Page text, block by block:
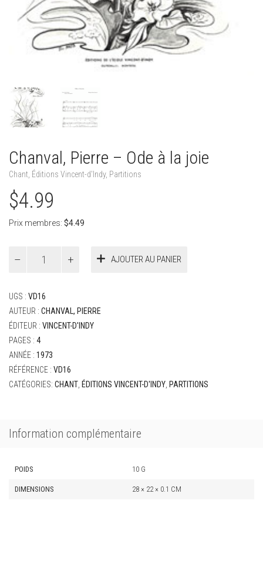
Chanval, Pierre – Ode à la joie
Chant Éditions Vincent-d'Indy, Partitions
$4.99
Prix membres: $4.49
-
Ode
à
joie
AJOUTER AU PANIER
UGS : VD16
AUTEUR : CHANVAL, PIERRE
ÉDITEUR : VINCENT-D'INDY
PAGES : 4
ANNÉE : 1973
RÉFÉRENCE : VD16
CATÉGORIES: CHANT ÉDITIONS VINCENT-D'INDY PARTITIONS
Information complémentaire
POIDS 10 G
DIMENSIONS 28 × 22 × 0.1 CM